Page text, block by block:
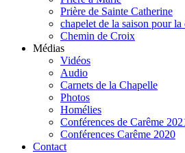
Prière de Sainte Catherine
chapelet de la saison pour la
Chemin de Croix
Médias
Vidéos
Audio
Carnets de la Chapelle
Photos
Homélies
Conférences de Carême
Conférences Carême 2020
Contact